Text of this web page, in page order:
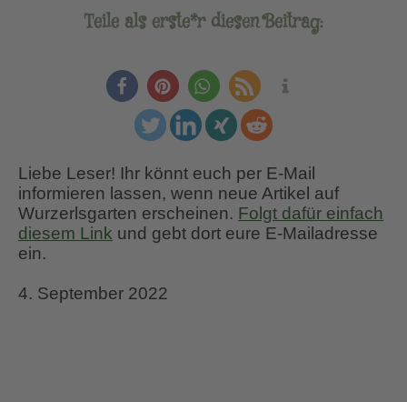
Teile als erste*r diesen Beitrag:
Liebe Leser! Ihr könnt euch per E-Mail
informieren lassen, wenn neue Artikel auf
Wurzerlsgarten erscheinen. Folgt dafür einfach
diesem Link und gebt dort eure E-Mailadresse
ein.
4. September 2022